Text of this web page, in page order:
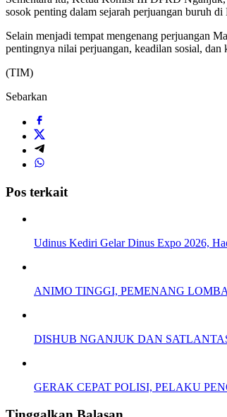
sosok penting dalam sejarah perjuangan buruh
Selain menjadi tempat mengenang perjuangan
pentingnya nilai perjuangan, keadilan sosial, dan
(TIM)
Sebarkan
Pos terkait
Udinus Kediri Gelar Dinus Expo 2026,
ANIMO TINGGI, PEMENANG
DISHUB NGANJUK DAN
GERAK CEPAT POLISI, PELAKU